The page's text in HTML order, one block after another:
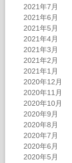
2021年7月
2021年6月
2021年5月
2021年4月
2021年3月
2021年2月
2021年1月
2020年12月
2020年11月
2020年10月
2020年9月
2020年8月
2020年7月
2020年6月
2020年5月